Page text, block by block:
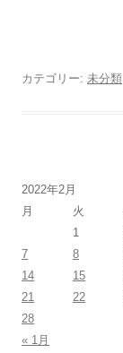
カテゴリー: 未分類
2022年2月
月
火
1
7
8
14
15
21
22
28
« 1月